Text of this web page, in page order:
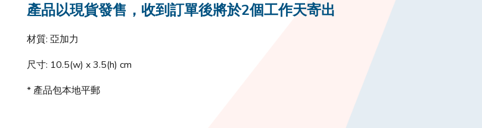
產品以現貨發售，收到訂單後將於2個工作天寄出
材質: 亞加力
尺寸: 10.5(w) x 3.5(h) cm
* 產品包本地平郵